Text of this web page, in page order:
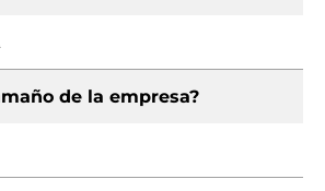
de la empresa?